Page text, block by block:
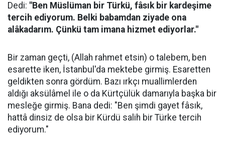
Dedi: "Ben Müslüman bir Türkü, fâsık bir kardeşime
tercih ediyorum. Belki babamdan ziyade ona
alâkadarım. Çünkü tam imana hizmet ediyorlar."
Bir zaman geçti, (Allah rahmet etsin) o talebem, ben
esarette iken, İstanbul'da mektebe girmiş. Esaretten
geldikten sonra gördüm. Bazı ırkçı muallimlerden
aldığı aksülâmel ile o da Kürtçülük damarıyla başka bir
mesleğe girmiş. Bana dedi: "Ben şimdi gayet fâsık,
hattâ dinsiz de olsa bir Kürdü salih bir Türke tercih
ediyorum."